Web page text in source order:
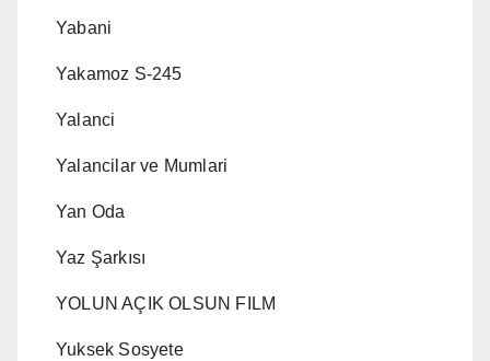
Yabani
Yakamoz S-245
Yalanci
Yalancilar ve Mumlari
Yan Oda
Yaz Şarkısı
YOLUN AÇIK OLSUN FILM
Yuksek Sosyete